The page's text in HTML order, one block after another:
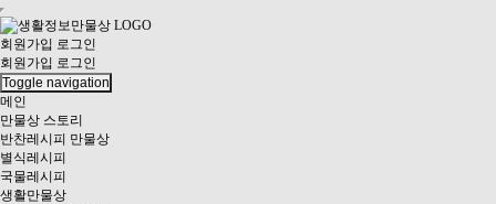
회원가입 로그인
회원가입 로그인
Toggle navigation
메인
만물상 스토리
반찬레시피 만물상
별식레시피
국물레시피
생활만물상